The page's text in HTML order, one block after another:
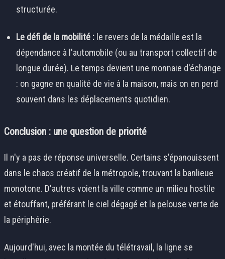
structurée.
Le défi de la mobilité : le revers de la médaille est la
dépendance à l'automobile (ou au transport collectif de
longue durée). Le temps devient une monnaie d'échange
: on gagne en qualité de vie à la maison, mais on en perd
souvent dans les déplacements quotidien.
Conclusion : une question de priorité
Il n'y a pas de réponse universelle. Certains s'épanouissent
dans le chaos créatif de la métropole, trouvant la banlieue
monotone. D'autres voient la ville comme un milieu hostile
et étouffant, préférant le ciel dégagé et la pelouse verte de
la périphérie.
Aujourd'hui, avec la montée du télétravail, la ligne se